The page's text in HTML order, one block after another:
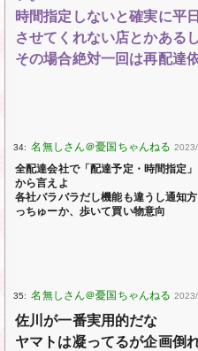
時間指定しないと確実に平
させてくれない店とかあるし
その場合絶対一回は再配達
34:
全配達会社で「配達予定・時間指定
から言えよ
各社バラバラだし機能も違うし通知
っちゅーか、歩いて買い物意向
35:
佐川が一番実用的だな
ヤマトは凝ってるが企画倒